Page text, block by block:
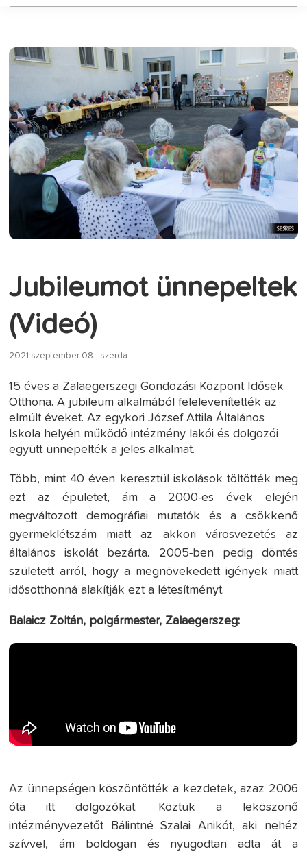
Jubileumot ünnepeltek
(Videó)
2021 szeptember 08 - szerda
15 éves a Zalaegerszegi Gondozási Központ Idősek
Otthona. A jubileum alkalmából felelevenítették az
elmúlt éveket. Az egykori József Attila Általános
Iskola helyén működő intézmény lakói és dolgozói
együtt ünnepelték a jeles alkalmat.
Több, mint 40 éven keresztül iskolások töltötték meg
ezt az épületet, ám a 2000-es évek elején
megváltozott demográfiai mutatók és a csökkenő
gyermeklétszám miatt az akkori városvezetés az
általános iskolát bezárta. 2005-ben pedig döntés
született arról, hogy a megnövekedett igények miatt
idősotthonná alakítják ezt a létesítményt.
Balaicz Zoltán, polgármester, Zalaegerszeg:
Az ünnepségen köszöntötték a kezdetek, azaz 2006
óta itt dolgozókat. Köztük a leköszönő
intézményvezetőt Bálintné Szalai Anikót, aki nehéz
szívvel, ám boldogan és nyugodtan adta át a